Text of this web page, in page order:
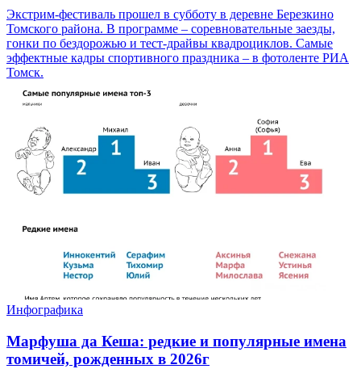
Экстрим-фестиваль прошел в субботу в деревне Березкино
Томского района. В программе – соревновательные заезды,
гонки по бездорожью и тест-драйвы квадроциклов. Самые
эффектные кадры спортивного праздника – в фотоленте РИА
Томск.
Инфографика
Марфуша да Кеша: редкие и популярные имена
томичей, рожденных в 2026г